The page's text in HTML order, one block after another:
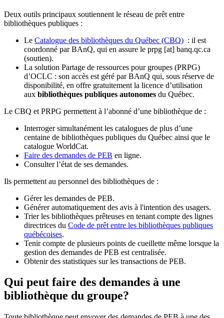
Deux outils principaux soutiennent le réseau de prêt entre
bibliothèques publiques :
Le Catalogue des bibliothèques du Québec (CBQ) : il est
coordonné par BAnQ, qui en assure le prpg [at] banq.qc.ca
(soutien).
La solution Partage de ressources pour groupes (PRPG)
d’OCLC : son accès est géré par BAnQ qui, sous réserve de
disponibilité, en offre gratuitement la licence d’utilisation
aux bibliothèques publiques autonomes du Québec.
Le CBQ et PRPG permettent à l’abonné d’une bibliothèque de :
Interroger simultanément les catalogues de plus d’une
centaine de bibliothèques publiques du Québec ainsi que le
catalogue WorldCat.
Faire des demandes de PEB en ligne.
Consulter l’état de ses demandes.
Ils permettent au personnel des bibliothèques de :
Gérer les demandes de PEB.
Générer automatiquement des avis à l'intention des usagers.
Trier les bibliothèques prêteuses en tenant compte des lignes
directrices du Code de prêt entre les bibliothèques publiques
québécoises.
Tenir compte de plusieurs points de cueillette même lorsque la
gestion des demandes de PEB est centralisée.
Obtenir des statistiques sur les transactions de PEB.
Qui peut faire des demandes à une
bibliothèque du groupe?